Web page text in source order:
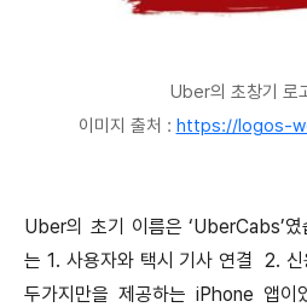
Uber의 초창기 로
이미지 출처 : https://logos-
Uber의 초기 이름은 ‘UberCabs’
는 1. 사용자와 택시 기사 연결 2. 신
두가지만을 제공하는 iPhone 앱이